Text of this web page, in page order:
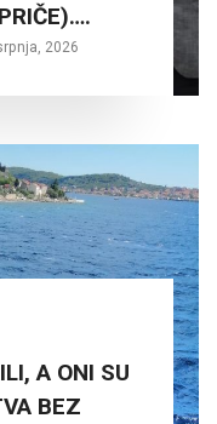
2026
A ONI SU
BEZ